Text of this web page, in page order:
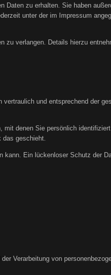
zu erhalten. Sie haben
unter der im Impressum
zu verlangen. Details hierzu
vertraulich und entsprechend der
denen Sie persönlich
das geschieht.
Ein lückenloser Schutz der
Verarbeitung von